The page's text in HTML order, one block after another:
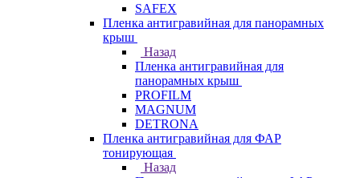
SAFEX
Пленка антигравийная для панорамных
крыш
Назад
Пленка антигравийная для
панорамных крыш
PROFILM
MAGNUM
DETRONA
Пленка антигравийная для ФАР
тонирующая
Назад